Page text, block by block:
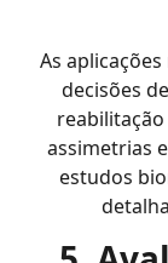
As
decisões
assimetrias
estudos